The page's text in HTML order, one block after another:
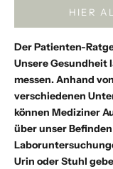
HIER
Der Patienten-
Unsere Gesundheit
messen. Anhand von
verschiedenen
können Mediziner
über unser
Urin oder Stuhl